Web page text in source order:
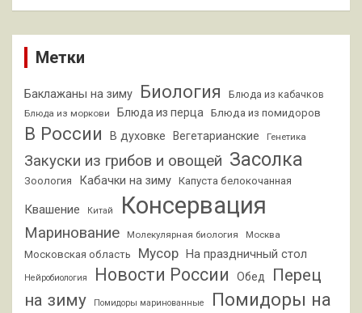
Метки
Баклажаны на зиму Биология Блюда из кабачков
Блюда из моркови Блюда из перца Блюда из помидоров
В России В духовке Вегетарианские Генетика
Закуски из грибов и овощей Засолка
Зоология Кабачки на зиму Капуста белокочанная
Квашение Китай Консервация
Маринование Молекулярная биология Москва
Московская область Мусор На праздничный стол
Нейробиология Новости России Обед
Перец
на зиму
Помидоры маринованные
Помидоры на